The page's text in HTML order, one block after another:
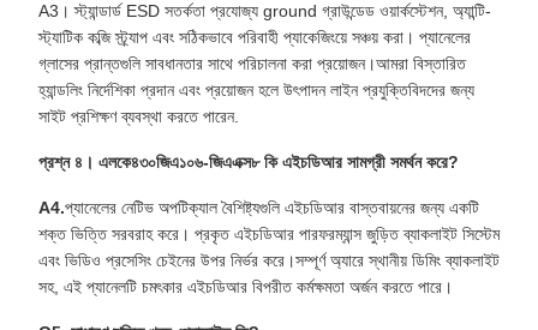
A3। স্ট্যান্ডার্ড ESD সতর্কতা প্রযোজ্য ground গ্রাউন্ডেড ওয়ার্কস্টেশন, অ্যান্টি-
স্ট্যাটিক কব্জি স্ট্র্যাপ এবং সঠিকভাবে পরিবাহী প্যাকেজিংয়ে সঞ্চয় করা। প্যানেলের
গ্লাসের প্রান্তগুলি সাবধানতার সাথে পরিচালনা করা প্রয়োজন।আমরা বিস্তারিত
হ্যান্ডলিং নির্দেশিকা প্রদান এবং প্রয়োজন হলে উৎপাদন লাইন প্রযুক্তিবিদদের জন্য
সাইট প্রশিক্ষণ ব্যবস্থা করতে পারেন.
প্রশ্ন ৪। এলকে৪৩০জিএ১০৬-জিএএক্স৮ কি এইচডিআর সামগ্রী সমর্থন করে?
A4.প্যানেলের নেটিভ অপটিক্যাল বৈশিষ্ট্যগুলি এইচডিআর বাস্তবায়নের জন্য একটি
শক্ত ভিত্তি সরবরাহ করে। প্রকৃত এইচডিআর পারফরম্যান্স জুড়িত ব্যাকলাইট সিস্টেম
এবং ভিডিও প্রসেসিং চেইনের উপর নির্ভর করে।সম্পূর্ণ অ্যারে স্থানীয় ডিমিং ব্যাকলাইট
সহ, এই প্যানেলটি চমৎকার এইচডিআর বিপরীত কর্মক্ষমতা অর্জন করতে পারে।